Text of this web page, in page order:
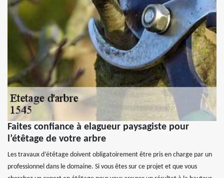
Faites confiance à elagueur paysagiste pour
l’étêtage de votre arbre
Les travaux d’étêtage doivent obligatoirement être pris en charge par un
professionnel dans le domaine. Si vous êtes sur ce projet et que vous